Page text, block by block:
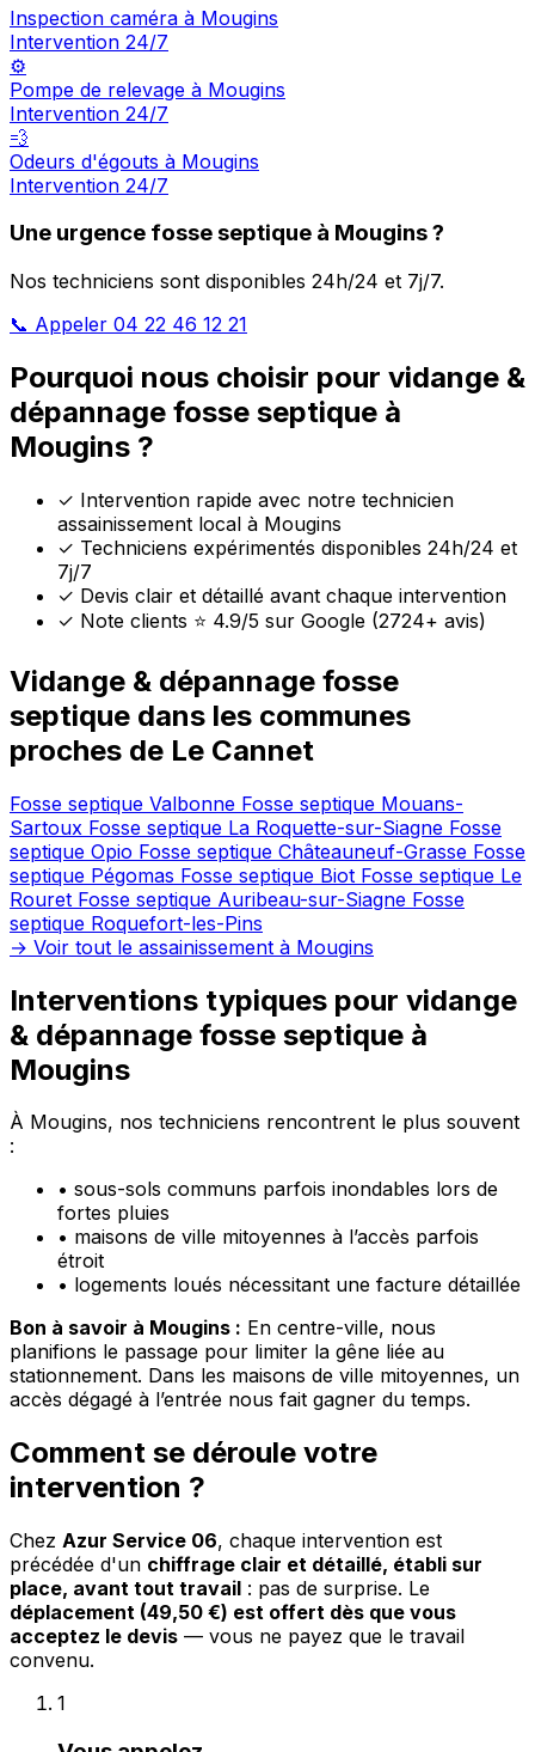
Inspection caméra à Mougins
Intervention 24/7
⚙️
Pompe de relevage à Mougins
Intervention 24/7
💨
Odeurs d'égouts à Mougins
Intervention 24/7
Une urgence fosse septique à Mougins ?
Nos techniciens sont disponibles 24h/24 et 7j/7.
📞 Appeler 04 22 46 12 21
Pourquoi nous choisir pour vidange &
dépannage fosse septique à
Mougins ?
✓ Intervention rapide avec notre technicien
assainissement local à Mougins
✓ Techniciens expérimentés disponibles 24h/24 et
7j/7
✓ Devis clair et détaillé avant chaque intervention
✓ Note clients ⭐ 4.9/5 sur Google (2724+ avis)
Vidange & dépannage fosse
septique dans les communes
proches de Le Cannet
Fosse septique Valbonne Fosse septique Mouans-
Sartoux Fosse septique La Roquette-sur-Siagne Fosse
septique Opio Fosse septique Châteauneuf-Grasse Fosse
septique Pégomas Fosse septique Biot Fosse septique Le
Rouret Fosse septique Auribeau-sur-Siagne Fosse
septique Roquefort-les-Pins
→ Voir tout le assainissement à Mougins
Interventions typiques pour vidange
& dépannage fosse septique à
Mougins
À Mougins, nos techniciens rencontrent le plus souvent
:
• sous-sols communs parfois inondables lors de
fortes pluies
• maisons de ville mitoyennes à l’accès parfois
étroit
• logements loués nécessitant une facture détaillée
Bon à savoir à Mougins : En centre-ville, nous
planifions le passage pour limiter la gêne liée au
stationnement. Dans les maisons de ville mitoyennes, un
accès dégagé à l’entrée nous fait gagner du temps.
Comment se déroule votre
intervention ?
Chez Azur Service 06, chaque intervention est
précédée d'un chiffrage clair et détaillé, établi sur
place, avant tout travail : pas de surprise. Le
déplacement (49,50 €) est offert dès que vous
acceptez le devis — vous ne payez que le travail
convenu.
1